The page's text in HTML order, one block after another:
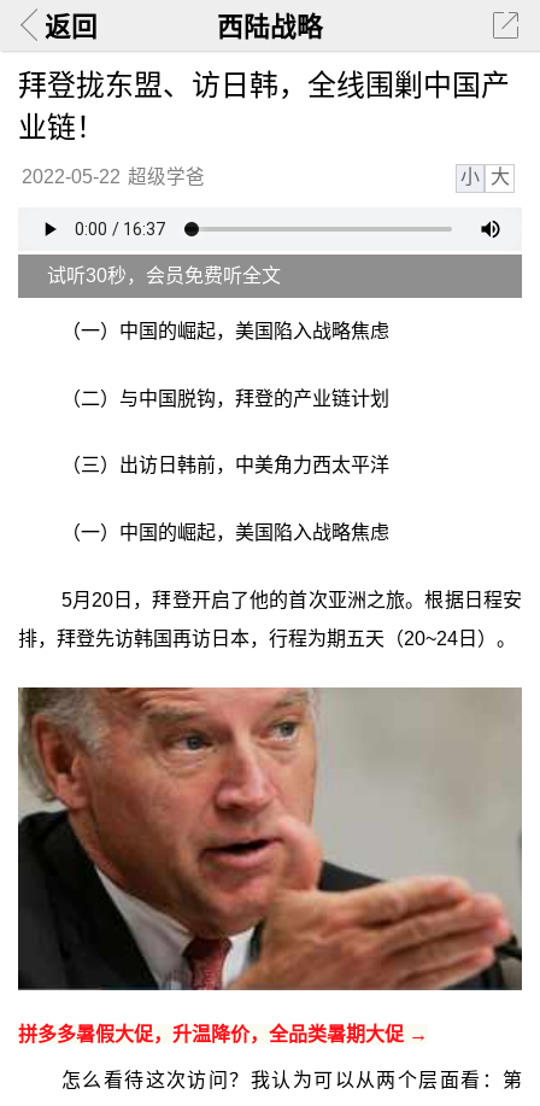
返回 西陆战略
拜登拢东盟、访日韩，全线围剿中国产
业链！
2022-05-22 超级学爸 小 大
试听30秒，会员免费听全文
（一）中国的崛起，美国陷入战略焦虑
（二）与中国脱钩，拜登的产业链计划
（三）出访日韩前，中美角力西太平洋
（一）中国的崛起，美国陷入战略焦虑
5月20日，拜登开启了他的首次亚洲之旅。根据日程安
排，拜登先访韩国再访日本，行程为期五天（20~24日）。
拼多多暑假大促，升温降价，全品类暑期大促 →
怎么看待这次访问？我认为可以从两个层面看：第